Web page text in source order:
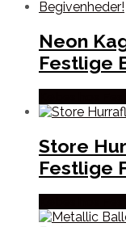
Neon
Festlige
Store
Festlige